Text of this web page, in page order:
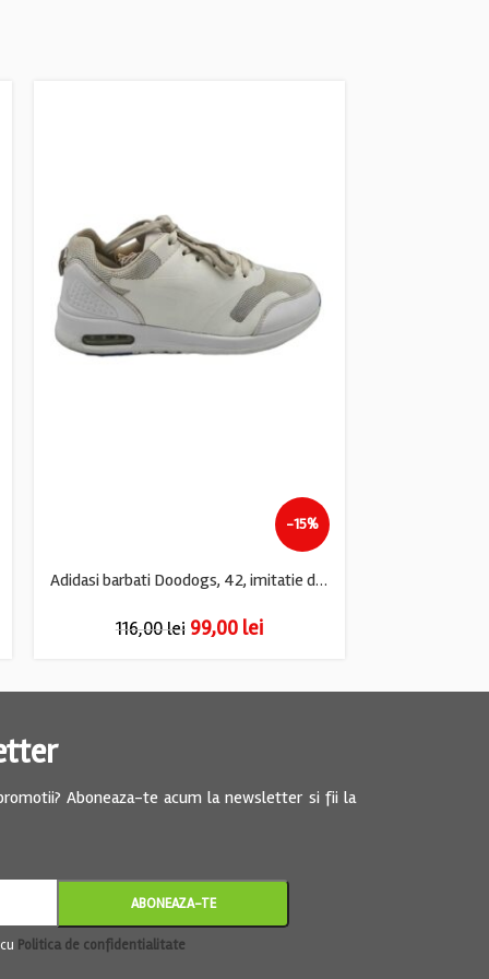
-15%
Adidasi barbati Doodogs, 42, imitatie de piele, material textil, alb
116,00lei 99,00 lei
Aboneaza-te acum la newsletter si fii la
Politica de confidentialitate